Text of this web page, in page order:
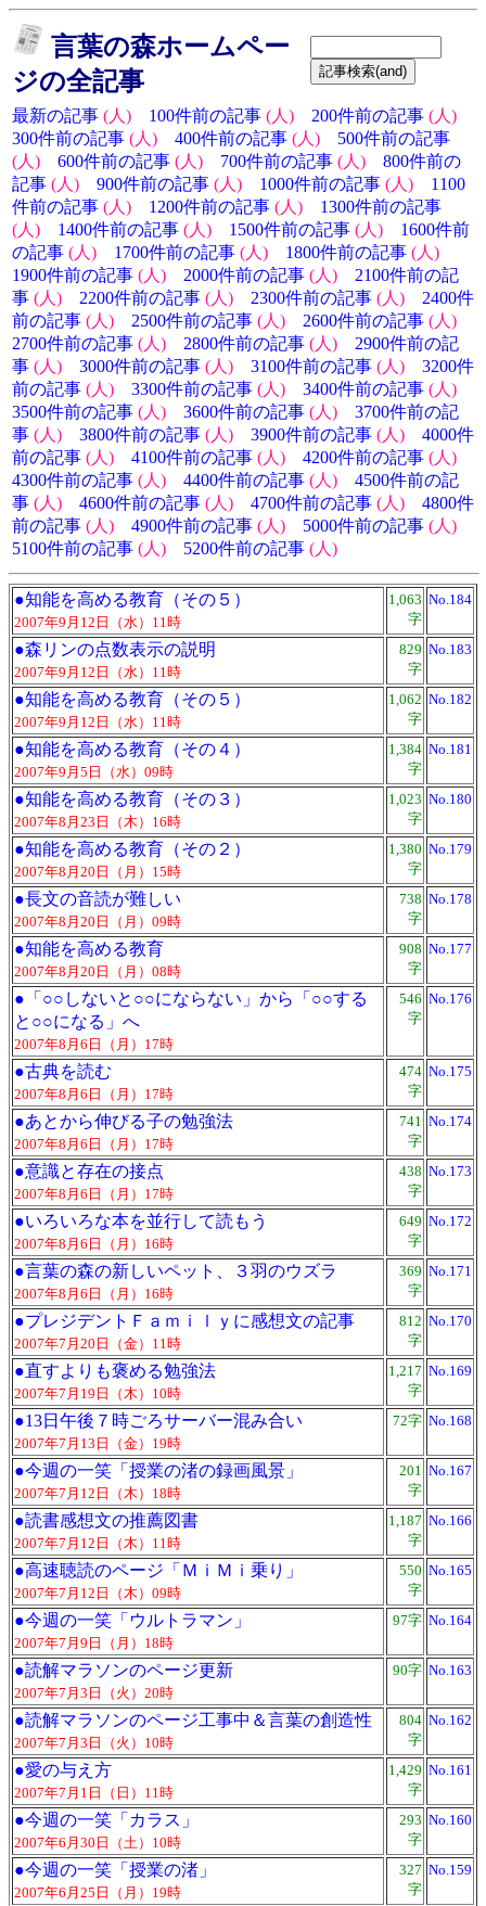
言葉の森ホームペー
ジの全記事
最新の記事 (人) 100件前の記事 (人) 200件前の記事 (人)
300件前の記事 (人) 400件前の記事 (人)
500件前の記事
(人)
600件前の記事 (人) 700件前の記事 (人)
800件前の
記事 (人) 900件前の記事 (人) 1000件前の記事 (人)
1100
件前の記事 (人) 1200件前の記事 (人)
1300件前の記事
(人)
1400件前の記事 (人) 1500件前の記事 (人)
1600件前
の記事 (人) 1700件前の記事 (人) 1800件前の記事 (人)
1900件前の記事 (人) 2000件前の記事 (人)
2100件前の記
事 (人) 2200件前の記事 (人) 2300件前の記事 (人)
2400件
前の記事 (人) 2500件前の記事 (人) 2600件前の記事 (人)
2700件前の記事 (人) 2800件前の記事 (人)
2900件前の記
事 (人) 3000件前の記事 (人) 3100件前の記事 (人)
3200件
前の記事 (人) 3300件前の記事 (人) 3400件前の記事 (人)
3500件前の記事 (人) 3600件前の記事 (人)
3700件前の記
事 (人) 3800件前の記事 (人) 3900件前の記事 (人)
4000件
前の記事 (人) 4100件前の記事 (人) 4200件前の記事 (人)
4300件前の記事 (人) 4400件前の記事 (人)
4500件前の記
事 (人) 4600件前の記事 (人) 4700件前の記事 (人)
4800件
前の記事 (人) 4900件前の記事 (人) 5000件前の記事 (人)
5100件前の記事 (人) 5200件前の記事 (人)
●知能を高める教育（その５）
2007年9月12日（水）11時
1,063
字
No.184
●森リンの点数表示の説明
2007年9月12日（水）11時
829
字
No.183
●知能を高める教育（その５）
2007年9月12日（水）11時
1,062
字
No.182
●知能を高める教育（その４）
2007年9月5日（水）09時
1,384
字
No.181
●知能を高める教育（その３）
2007年8月23日（木）16時
1,023
字
No.180
●知能を高める教育（その２）
2007年8月20日（月）15時
1,380
字
No.179
●長文の音読が難しい
2007年8月20日（月）09時
738
字
No.178
●知能を高める教育
2007年8月20日（月）08時
908
字
No.177
● 「○○しないと○○にならない」から「○○する
と○○になる」へ
2007年8月6日（月）17時
546
字
No.176
●古典を読む
2007年8月6日（月）17時
474
字
No.175
●あとから伸びる子の勉強法
2007年8月6日（月）17時
741
字
No.174
●意識と存在の接点
2007年8月6日（月）17時
438
字
No.173
●いろいろな本を並行して読もう
2007年8月6日（月）16時
649
字
No.172
●言葉の森の新しいペット、３羽のウズラ
2007年8月6日（月）16時
369
字
No.171
●プレジデントＦａｍｉｌｙに感想文の記事
2007年7月20日（金）11時
812
字
No.170
●直すよりも褒める勉強法
2007年7月19日（木）10時
1,217
字
No.169
●13日午後７時ごろサーバー混み合い
2007年7月13日（金）19時
72字 No.168
●今週の一笑「授業の渚の録画風景」
2007年7月12日（木）18時
201
字
No.167
●読書感想文の推薦図書
2007年7月12日（木）11時
1,187
字
No.166
●高速聴読のページ「ＭｉＭｉ乗り」
2007年7月12日（木）09時
550
字
No.165
●今週の一笑「ウルトラマン」
2007年7月9日（月）18時
97字 No.164
●読解マラソンのページ更新
2007年7月3日（火）20時
90字 No.163
●読解マラソンのページ工事中＆言葉の創造性
2007年7月3日（火）10時
804
字
No.162
●愛の与え方
2007年7月1日（日）11時
1,429
字
No.161
●今週の一笑「カラス」
2007年6月30日（土）10時
293
字
No.160
●今週の一笑「授業の渚」
2007年6月25日（月）19時
327
字
No.159